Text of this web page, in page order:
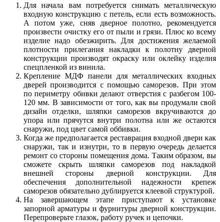
Для начала вам потребуется снимать металлическую
входную конструкцию с петель, если есть возможность.
А потом уже, сняв дверное полотно, рекомендуется
произвести очистку его от пыли и грязи. Плюс ко всему
изделие надо обезжирить. Для достижения желаемой
плотности прилегания накладки к полотну дверной
конструкции производят окраску или оклейку изделия
спецпленкой из винила.
Крепление МДФ панели для металлических входных
дверей производится с помощью саморезов. При этом
по периметру обивки делают отверстия с разбегом 100-
120 мм. В зависимости от того, как вы продумали свой
дизайн отделки, шляпки саморезов вкручиваются до
упора или прячутся внутри полотна или же остаются
снаружи, под цвет самой оббивки.
Когда же предполагается реставрация входной двери как
снаружи, так и изнутри, то в первую очередь делается
ремонт со стороны помещения дома. Таким образом, вы
сможете скрыть шляпки саморезов под накладкой
внешней стороны дверной конструкции. Для
обеспечения дополнительной надежности крепеж
саморезов обязательно дублируется клеевой структурой.
На завершающем этапе приступают к установке
запорной арматуры и фурнитуры дверной конструкции.
Перепроверьте глазок, работу ручек и цепочки.